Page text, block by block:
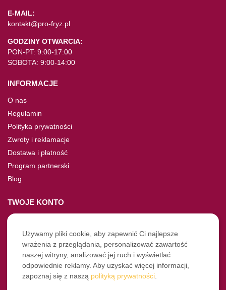
E-MAIL:
kontakt@pro-fryz.pl
GODZINY OTWARCIA:
PON-PT: 9:00-17:00
SOBOTA: 9:00-14:00
INFORMACJE
O nas
Regulamin
Polityka prywatności
Zwroty i reklamacje
Dostawa i płatność
Program partnerski
Blog
TWOJE KONTO
Moje konto
Nie pamiętasz hasła?
Twoje zamówienia
NASZE SOCIALE
Używamy pliki cookie, aby zapewnić Ci najlepsze
wrażenia z przeglądania, personalizować zawartość
naszej witryny, analizować jej ruch i wyświetlać
odpowiednie reklamy. Aby uzyskać więcej informacji,
zapoznaj się z naszą polityką prywatności